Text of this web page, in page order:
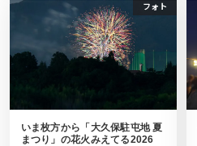
フォト
いま枚方から「大久保駐屯地 夏
まつり」の花火みえてる2026